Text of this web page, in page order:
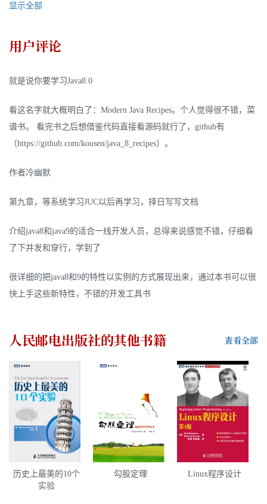
显示全部
用户评论
就是说你要学习Java8.0
看这名字就大概明白了：Modern Java Recipes。个人觉得很不错，菜
谱书。 看完书之后想借鉴代码直接看源码就行了，github有
（https://github.com/kousen/java_8_recipes）。
作者冷幽默
第九章，等系统学习JUC以后再学习，择日写写文档
介绍java8和java9的适合一线开发人员，总得来说感觉不错，仔细看
了下并发和穿行，学到了
很详细的把java8和9的特性以实例的方式展现出来，通过本书可以很
快上手这些新特性，不错的开发工具书
人民邮电出版社的其他书籍 查看全部
历史上最美的10个
实验
勾股定理 Linux程序设计